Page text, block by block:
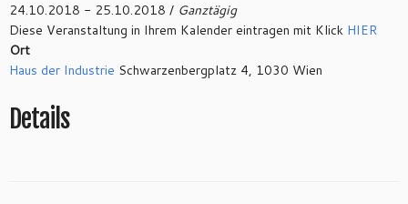
24.10.2018 - 25.10.2018 / Ganztägig
Diese Veranstaltung in Ihrem Kalender eintragen mit Klick HIER
Ort
Haus der Industrie Schwarzenbergplatz 4, 1030 Wien
Details